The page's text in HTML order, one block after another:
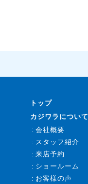
トップ
カジワラについて
会社概要
スタッフ紹介
来店予約
ショールーム
お客様の声